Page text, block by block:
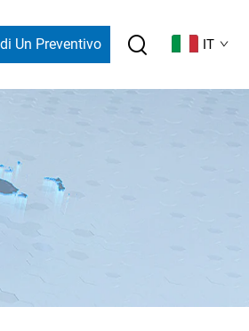
Un Preventivo IT